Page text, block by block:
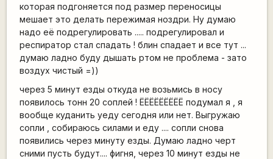
которая подгоняется под размер переносицы
мешает это делать пережимая ноздри. Ну думаю
надо её подрегулировать ..... подрегулировал и
респиратор стал спадать ! блин спадает и все тут ...
думаю ладно буду дышать ртом не проблема - зато
воздух чистый =))
через 5 минут езды откуда не возьмись в носу
появилось тонн 20 соплей ! ЁЁЁЁЁЁЁЁЁ подумал я , я
вообще куданить уеду сегодня или нет. Выгружаю
сопли , собираюсь силами и еду .... сопли снова
появились через минуту езды. Думаю ладно черт
сними пусть будут.... фигня, через 10 минут езды не